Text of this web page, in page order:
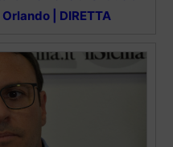
| DIRETTA